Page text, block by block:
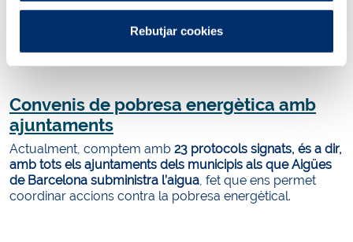
Rebutjar cookies
transformat en diferents projectes d’acció social dirigits a
millorar l’ocupació i l’ocupabilitat de les persones en
situació de vulnerabilitat, fomentant l’ocupabilitat, reduint
Convenis de pobresa energètica amb
ajuntaments
Actualment, comptem amb 23 protocols signats, és a dir,
amb tots els ajuntaments dels municipis als que Aigües
de Barcelona subministra l’aigua , fet que ens permet
coordinar accions contra la pobresa energètical.